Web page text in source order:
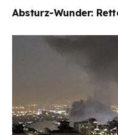
Absturz-Wunder: